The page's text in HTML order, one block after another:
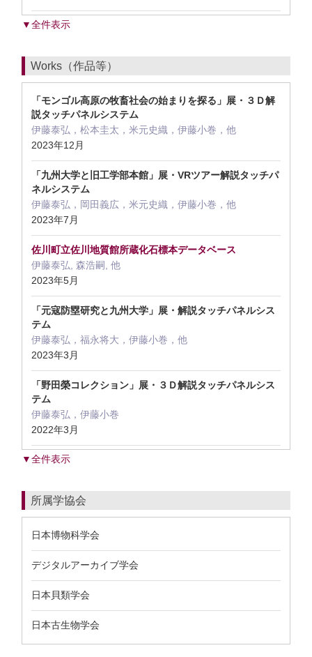
▼全件表示
Works（作品等）
「モンゴル高原の牧畜社会の始まりを探る」展・３Ｄ解
説タッチパネルシステム
伊藤泰弘，松本圭太，米元史織，伊藤小巻，他
2023年12月
「九州大学と旧工学部本館」展・VRツアー解説タッチパ
ネルシステム
伊藤泰弘，岡田義広，米元史織，伊藤小巻，他
2023年7月
佐川町立佐川地質館所蔵化石標本データベース
伊藤泰弘, 森浩嗣, 他
2023年5月
「元寇防塁研究と九州大学」展・解説タッチパネルシス
テム
伊藤泰弘，福永将大，伊藤小巻，他
2023年3月
「野田榮コレクション」展・３Ｄ解説タッチパネルシス
テム
伊藤泰弘，伊藤小巻
2022年3月
▼全件表示
所属学協会
日本博物科学会
デジタルアーカイブ学会
日本貝類学会
日本古生物学会